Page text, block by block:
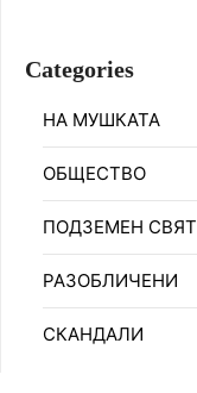
Categories
НА МУШКАТА
ОБЩЕСТВО
ПОДЗЕМЕН СВЯТ
РАЗОБЛИЧЕНИ
СКАНДАЛИ